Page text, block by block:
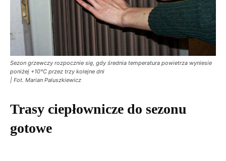
Sezon grzewczy rozpocznie się, gdy średnia temperatura powietrza wyniesie
poniżej +10°C przez trzy kolejne dni
| Fot. Marian Paluszkiewicz
Trasy ciepłownicze do sezonu
gotowe